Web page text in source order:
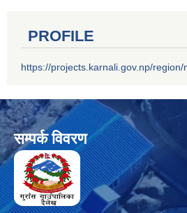
PROFILE
https://projects.karnali.gov.np/region/
सम्पर्क विवरण